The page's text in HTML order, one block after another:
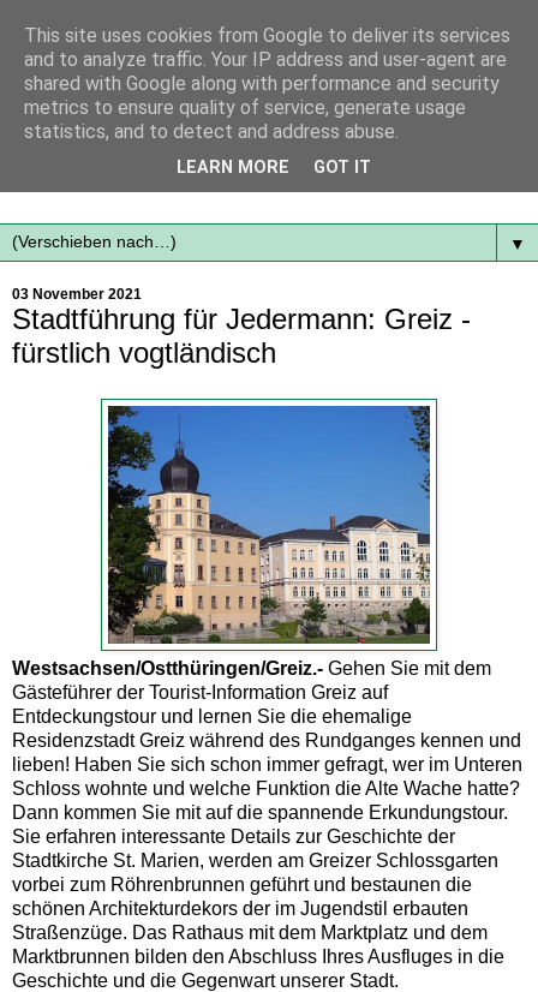
Mit frischen Themen aus der Region immer auf dem
▼
03 November 2021
Stadtführung für Jedermann: Greiz -
fürstlich vogtländisch
Westsachsen/Ostthüringen/Greiz.- Gehen Sie mit dem
Gästeführer der Tourist-Information Greiz auf
Entdeckungstour und lernen Sie die ehemalige
Residenzstadt Greiz während des Rundganges kennen und
lieben! Haben Sie sich schon immer gefragt, wer im Unteren
Schloss wohnte und welche Funktion die Alte Wache hatte?
Dann kommen Sie mit auf die spannende Erkundungstour.
Sie erfahren interessante Details zur Geschichte der
Stadtkirche St. Marien, werden am Greizer Schlossgarten
vorbei zum Röhrenbrunnen geführt und bestaunen die
schönen Architekturdekors der im Jugendstil erbauten
Straßenzüge. Das Rathaus mit dem Marktplatz und dem
Marktbrunnen bilden den Abschluss Ihres Ausfluges in die
Geschichte und die Gegenwart unserer Stadt.
This site uses cookies from Google to deliver its services
and to analyze traffic. Your IP address and user-agent are
shared with Google along with performance and security
metrics to ensure quality of service, generate usage
statistics, and to detect and address abuse.
LEARN MORE GOT IT